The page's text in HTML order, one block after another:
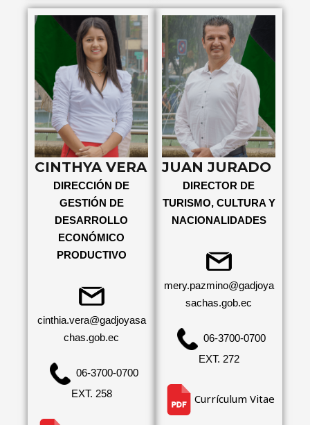
CINTHYA VERA
DIRECCIÓN DE
GESTIÓN DE
DESARROLLO
ECONÓMICO
PRODUCTIVO
cinthia.vera@gadjoyasa
chas.gob.ec
06-3700-0700
EXT. 258
JUAN JURADO
DIRECTOR DE
TURISMO, CULTURA Y
NACIONALIDADES
mery.pazmino@gadjoya
sachas.gob.ec
06-3700-0700
EXT. 272
Currículum Vitae